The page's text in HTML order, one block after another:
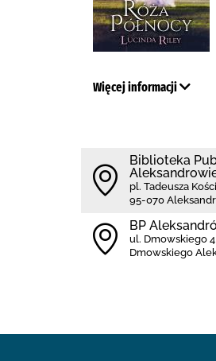
Więcej informacji
Biblioteka
pl. Tadeusza
95-070
BP
ul. Dmowskiego 4
Dmowskiego